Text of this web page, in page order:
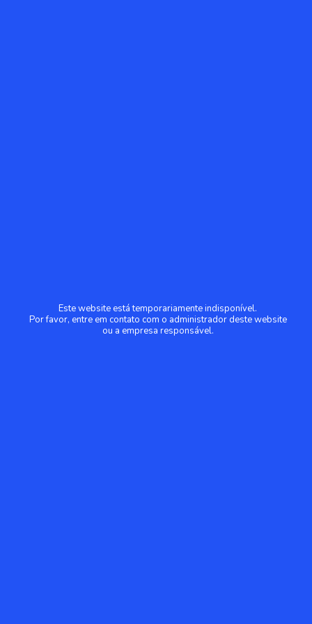
Este website está temporariamente indisponível.
Por favor, entre em contato com o administrador deste website
ou a empresa responsável.